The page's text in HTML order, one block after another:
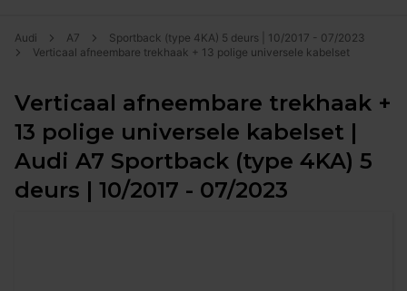
Audi A7
Sportback (type 4KA) 5 deurs | 10/2017 - 07/2023
Verticaal afneembare trekhaak + 13 polige universele kabelset
Verticaal afneembare trekhaak +
13 polige universele kabelset |
Audi A7 Sportback (type 4KA) 5
deurs | 10/2017 - 07/2023